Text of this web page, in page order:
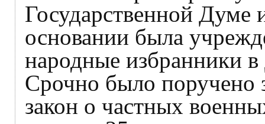
Государственной Думе
основании была
народные избранники
Срочно было поручено
закон о частных